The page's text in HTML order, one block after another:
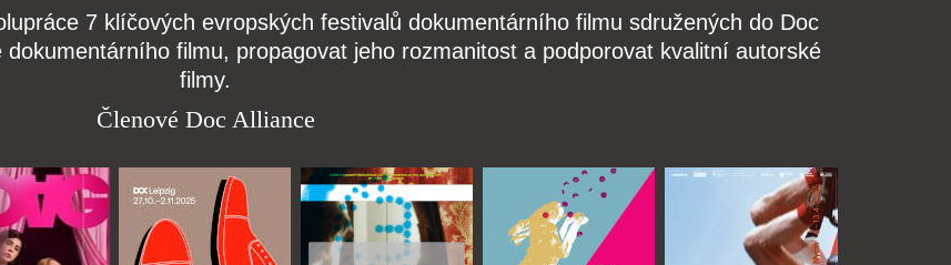
7 klíčových evropských festivalů dokumentárního filmu sdružených do Doc
filmu, propagovat jeho rozmanitost a podporovat kvalitní autorské
filmy.
Členové Doc Alliance